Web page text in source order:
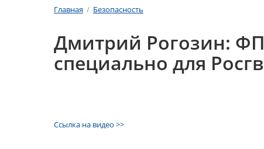
Главная / Безопасность
Дмитрий Рогозин:
специально для
Ссылка на видео >>